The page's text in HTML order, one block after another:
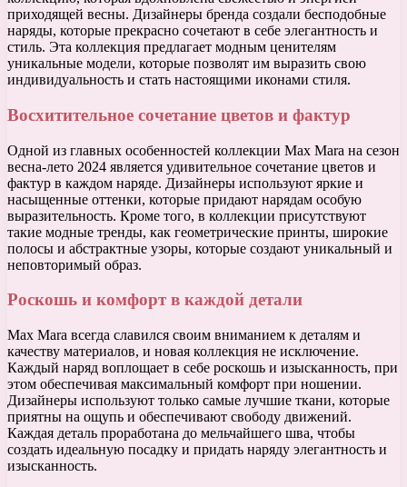
приходящей весны. Дизайнеры бренда создали бесподобные
наряды, которые прекрасно сочетают в себе элегантность и
стиль. Эта коллекция предлагает модным ценителям
уникальные модели, которые позволят им выразить свою
индивидуальность и стать настоящими иконами стиля.
Восхитительное сочетание цветов и фактур
Одной из главных особенностей коллекции Max Mara на сезон
весна-лето 2024 является удивительное сочетание цветов и
фактур в каждом наряде. Дизайнеры используют яркие и
насыщенные оттенки, которые придают нарядам особую
выразительность. Кроме того, в коллекции присутствуют
такие модные тренды, как геометрические принты, широкие
полосы и абстрактные узоры, которые создают уникальный и
неповторимый образ.
Роскошь и комфорт в каждой детали
Max Mara всегда славился своим вниманием к деталям и
качеству материалов, и новая коллекция не исключение.
Каждый наряд воплощает в себе роскошь и изысканность, при
этом обеспечивая максимальный комфорт при ношении.
Дизайнеры используют только самые лучшие ткани, которые
приятны на ощупь и обеспечивают свободу движений.
Каждая деталь проработана до мельчайшего шва, чтобы
создать идеальную посадку и придать наряду элегантность и
изысканность.